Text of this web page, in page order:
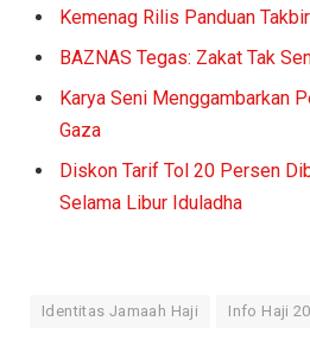
Kemenag Rilis Panduan
BAZNAS Tegas: Zakat Tak
Karya Seni Menggambarkan
Gaza
Diskon Tarif Tol 20 Persen
Selama Libur Iduladha
Identitas Jamaah Haji Info Haji